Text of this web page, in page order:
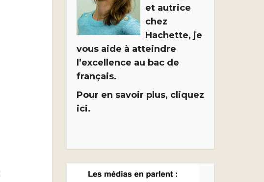
et autrice
chez
Hachette, je
vous aide à atteindre
l’excellence au bac de
français.
Pour en savoir plus, cliquez
ici.